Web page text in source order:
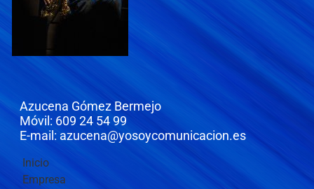
Azucena Gómez Bermejo
Móvil: 609 24 54 99
E-mail: azucena@yosoycomunicacion.es
Inicio
Empresa